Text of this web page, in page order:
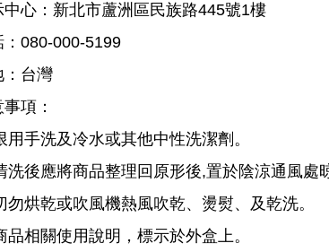
中心：新北市蘆洲區民族路445號1樓
：080-000-5199
：台灣
項：
用手洗及冷水或其他中性洗潔劑。
洗後應將商品整理回原形後,置於陰涼通風處
勿烘乾或吹風機熱風吹乾、燙熨、及乾洗。
品相關使用說明，標示於外盒上。